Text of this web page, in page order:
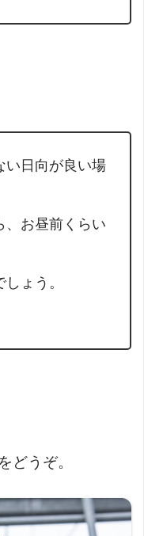
い日向が良い場
、お昼前くらい
ょう。
どうぞ。